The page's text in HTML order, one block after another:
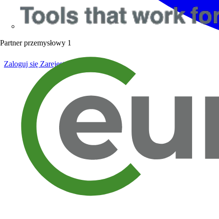
Partner przemysłowy 1
Zaloguj się Zarejestruj się